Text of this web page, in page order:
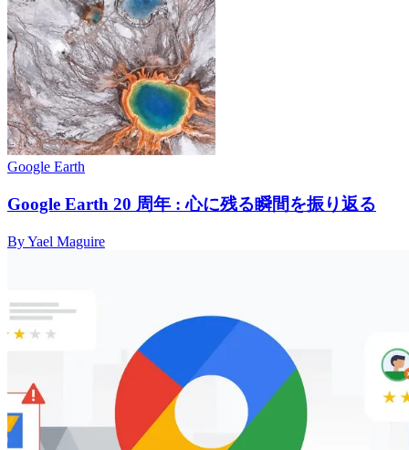
Google Earth
Google Earth 20 周年 : 心に残る瞬間を振り返る
By Yael Maguire